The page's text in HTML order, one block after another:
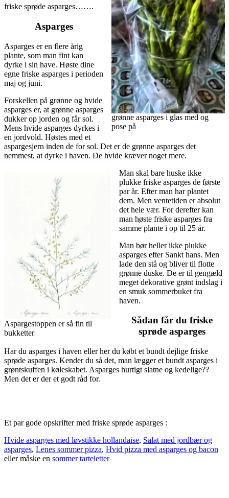
grønne asparges i glas med og
pose på
friske sprøde asparges…….
Asparges
Asparges er en flere årig
plante, som man fint kan
dyrke i sin have. Høste dine
egne friske asparges i perioden
maj og juni.
Forskellen på grønne og hvide
asparges er, at grønne asparges
dukker op jorden og får sol.
Mens hvide asparges dyrkes i
en jordvold. Høstes med et
aspargesjern inden de for sol. Det er de grønne asparges det
nemmest, at dyrke i haven. De hvide kræver noget mere.
Aspargestoppen er så fin til
bukketter
Man skal bare huske ikke
plukke friske asparges de første
par år. Efter man har plantet
dem. Men ventetiden er absolut
det hele vær. For derefter kan
man høste friske asparges fra
samme plante i op til 25 år.
Man bør heller ikke plukke
asparges efter Sankt hans. Men
lade den stå og bliver til flotte
grønne duske. De er til gengæld
meget dekorative grønt indslag i
en smuk sommerbuket fra
haven.
Sådan får du friske
sprøde asparges
Har du asparges i haven eller her du købt et bundt dejlige friske
sprøde asparges. Kender du så det, man lægger et bundt asparges i
grøntskuffen i køleskabet. Asparges hurtigt slatne og kedelige??
Men det er der et godt råd for.
Et par gode opskrifter med friske sprøde asparges :
Hvide asparges med løvstikke hollandaise, Salat med jordbær og
asparges, Lenes sommer pizza, Hvid pizza med asparges og bacon
eller måske en sommer tarteletter